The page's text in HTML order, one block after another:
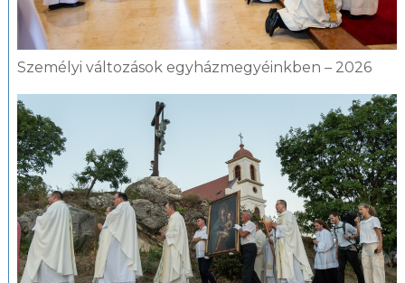
Személyi változások egyházmegyéinkben – 2026